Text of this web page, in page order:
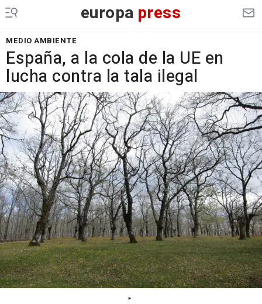
europa press
MEDIO AMBIENTE
España, a la cola de la UE en
lucha contra la tala ilegal